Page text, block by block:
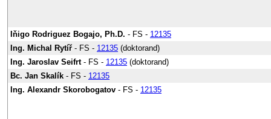
Iňigo Rodriguez Bogajo, Ph.D. - FS - 12135
Ing. Michal Rytíř - FS - 12135 (doktorand)
Ing. Jaroslav Seifrt- FS - 12135 (doktorand)
Bc. Jan Skalík - FS - 12135
Ing. Alexandr Skorobogatov - FS - 12135